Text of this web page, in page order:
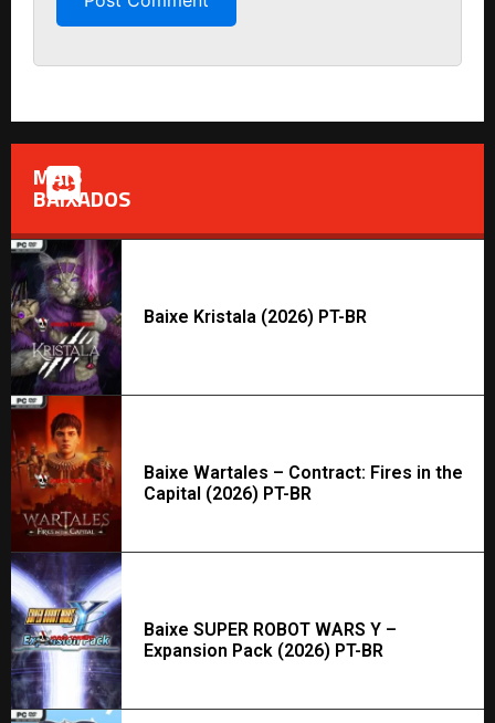
MAIS
BAIXADOS
Baixe Kristala (2026) PT-BR
Baixe Wartales – Contract: Fires in the
Capital (2026) PT-BR
Baixe SUPER ROBOT WARS Y –
Expansion Pack (2026) PT-BR